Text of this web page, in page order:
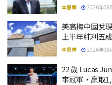
本思齊 2026年08
美高梅中國兌
上半年純利五成
本思齊 2026年08
22 歲 Lucas
事冠軍，贏取